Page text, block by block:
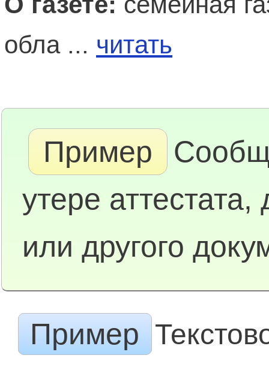
обла ... читать
Пример
утере
или другого
Пример